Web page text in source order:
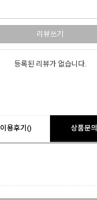
리뷰쓰기
등록된 리뷰가 없습니다.
이용후기() 상품문의